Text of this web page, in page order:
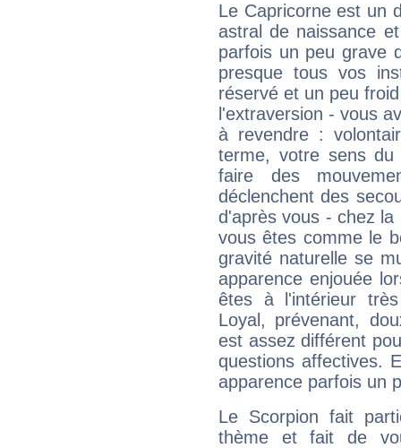
Le Capricorne est un
astral de naissance
parfois un peu grave
presque tous vos
réservé et un peu
l'extraversion - vous
à revendre :
terme, votre sens
faire des
déclenchent des
d'après vous - chez
vous êtes comme le
gravité naturelle se
apparence enjouée
êtes à l'intérieur
Loyal, prévenant,
est assez différent
questions affectives.
apparence parfois un
Le Scorpion fait
thème et fait de